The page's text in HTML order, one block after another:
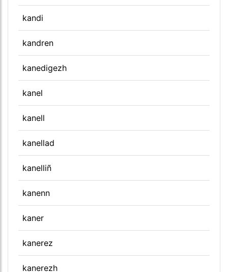
kandi
kandren
kanedigezh
kanel
kanell
kanellad
kanelliñ
kanenn
kaner
kanerez
kanerezh